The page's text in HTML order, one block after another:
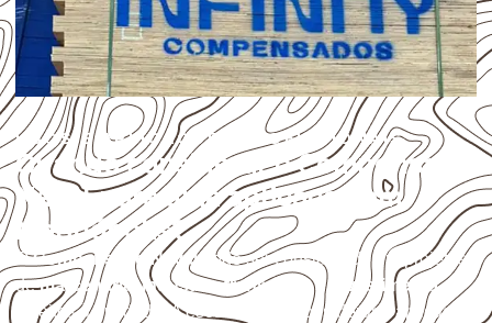
USOS E APLICAÇÕES PROFISSIONAIS
Quando considerar o Compensado
Naval para uma aplicação em
Marinópolis?
OCompensado Navalpode ser considerado em projetos
demarcenaria, indústria, transporte e revestimento
sujeitos à umidade. A escolha deve considerar a aplicação,